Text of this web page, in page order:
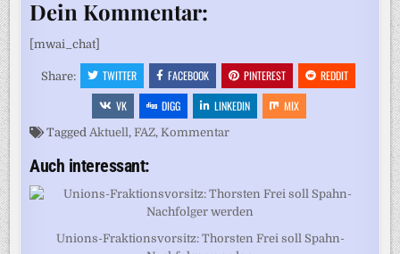
Dein Kommentar:
[mwai_chat]
Share: TWITTER FACEBOOK PINTEREST
REDDIT
VK
DIGG LINKEDIN MIX
TaggedAktuell,FAZ,Kommentar
Auch interessant:
Unions-Fraktionsvorsitz: Thorsten Frei soll Spahn-